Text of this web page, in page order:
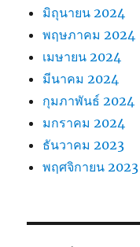
มิถุนายน 2024
พฤษภาคม 2024
เมษายน 2024
มีนาคม 2024
กุมภาพันธ์ 2024
มกราคม 2024
ธันวาคม 2023
พฤศจิกายน 2023